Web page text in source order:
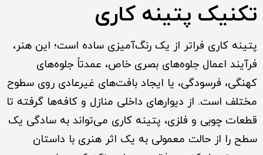
تکنیک پتینه کاری
پتینه کاری فراتر از یک رنگ‌آمیزی ساده است؛ این هنر،
فرآیند اعمال جلوه‌های بصری خاص، عمدتاً جلوه‌های
کهنگی، فرسودگی، یا ایجاد بافت‌های غیرعادی روی سطوح
مختلف است. از دیوارهای داخلی منازل و کافه‌ها گرفته تا
قطعات چوبی و فلزی، پتینه کاری می‌تواند به سادگی یک
سطح را از حالت معمولی به یک اثر هنری با داستان